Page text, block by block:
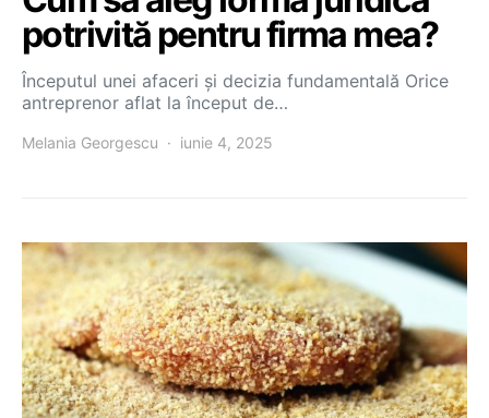
potrivită pentru firma mea?
Începutul unei afaceri și decizia fundamentală Orice
antreprenor aflat la început de…
Melania Georgescu iunie 4, 2025